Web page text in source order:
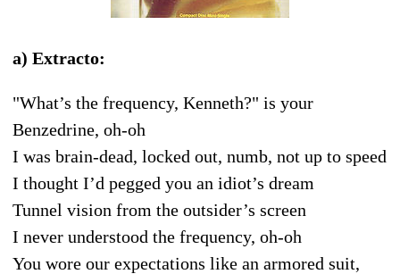
a) Extracto:
"What’s the frequency, Kenneth?" is your
Benzedrine, oh-oh
I was brain-dead, locked out, numb, not up to speed
I thought I’d pegged you an idiot’s dream
Tunnel vision from the outsider’s screen
I never understood the frequency, oh-oh
You wore our expectations like an armored suit,